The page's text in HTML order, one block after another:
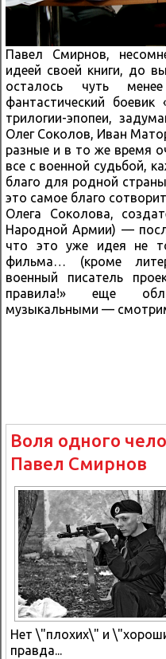
Павел Смирнов,
идеей своей книги, до
осталось чуть
фантастический
трилогии-эпопеи,
Олег Соколов, Иван
разные и в то же время
все с военной судьбой,
благо для родной
это самое благо
Олега Соколова,
Народной Армии) —
что это уже идея не
фильма… (кроме
военный писатель
правила!» еще
музыкальными —
Воля одного
Павел Смирнов
Нет \"плохих\" и
правда...